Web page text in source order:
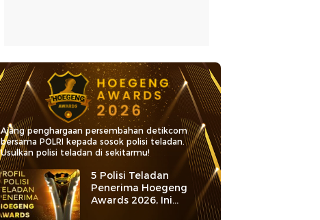
Ajang penghargaan persembahan detikcom
bersama POLRI kepada sosok polisi teladan.
Usulkan polisi teladan di sekitarmu!
5 Polisi Teladan
Penerima Hoegeng
Awards 2026, Ini
Kategori dan Kiprahnya